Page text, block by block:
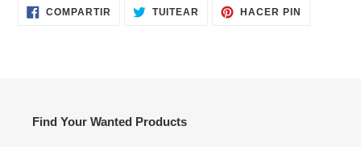
COMPARTIR COMPARTIR
EN
TUITEAR TUITEARHACER PIN
Find Your Wanted Products